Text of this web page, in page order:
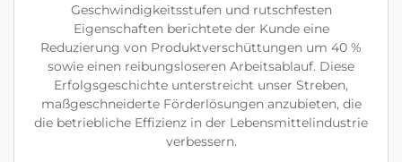
Geschwindigkeitsstufen und rutschfesten
Eigenschaften berichtete der Kunde eine
Reduzierung von Produktverschüttungen um 40 %
sowie einen reibungsloseren Arbeitsablauf. Diese
Erfolgsgeschichte unterstreicht unser Streben,
maßgeschneiderte Förderlösungen anzubieten, die
die betriebliche Effizienz in der Lebensmittelindustrie
verbessern.